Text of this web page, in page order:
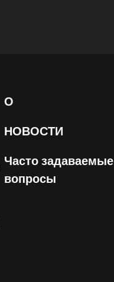
О
НОВОСТИ
Часто задаваемые
вопросы